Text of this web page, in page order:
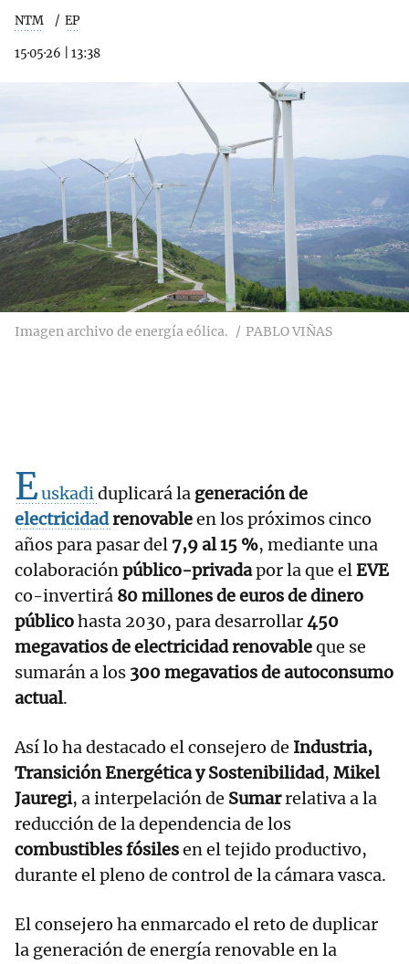
NTM EP
15·05·26 13:38
Imagen archivo de energía eólica. PABLO VIÑAS
Euskadiduplicará la generación de
electricidadrenovableen los próximos cinco
años para pasar del 7,9 al 15 %, mediante una
colaboraciónpúblico-privadapor la que elEVE
co-invertirá 80 millones de euros de dinero
públicohasta 2030, para desarrollar450
megavatios de electricidad renovableque se
sumarán a los 300 megavatios de autoconsumo
actual.
Así lo ha destacado el consejero de Industria,
Transición Energética y Sostenibilidad, Mikel
Jauregi, a interpelación de Sumarrelativa a la
reducción de la dependencia de los
combustibles fósilesen el tejido productivo,
durante el pleno de control de la cámara vasca.
El consejero ha enmarcado el reto de duplicar
la generación de energía renovable en la